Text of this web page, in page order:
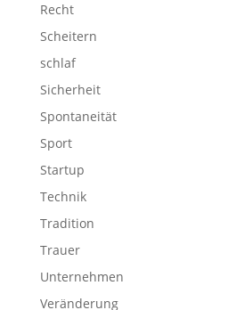
Recht
Scheitern
schlaf
Sicherheit
Spontaneität
Sport
Startup
Technik
Tradition
Trauer
Unternehmen
Veränderung